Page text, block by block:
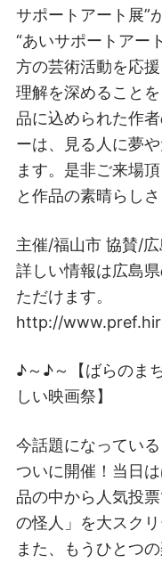
サポートアート展”
“あいサポートアー
方の芸術活動を応
理解を深めること
品に込められた作
ーは、見る人に夢
ます。是非ご来場
と作品の素晴らし
主催/福山市 協賛/
詳しい情報は広島
ただけます。
http://
♪～♪～【ばらのま
しい映画祭】
今話題になってい
ついに開催！当日
品の中から人気投
の怪人」を大スク
また、もうひとつ